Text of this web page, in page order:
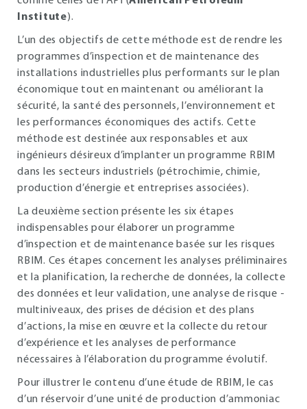
Institute).
L’un des objectifs de cette méthode est de rendre les
programmes d’inspection et de maintenance des
installations industrielles plus performants sur le plan
économique tout en maintenant ou améliorant la
sécurité, la santé des personnels, l’environnement et
les performances économiques des actifs. Cette
méthode est destinée aux responsables et aux
ingénieurs désireux d’implanter un programme RBIM
dans les secteurs industriels (pétrochimie, chimie,
production d’énergie et entreprises associées).
La deuxième section présente les six étapes
indispensables pour élaborer un programme
d’inspection et de maintenance basée sur les risques
RBIM. Ces étapes concernent les analyses préliminaires
et la planification, la recherche de données, la collecte
des données et leur validation, une analyse de risque -
multiniveaux, des prises de décision et des plans
d’actions, la mise en œuvre et la collecte du retour
d’expérience et les analyses de performance
nécessaires à l’élaboration du programme évolutif.
Pour illustrer le contenu d’une étude de RBIM, le cas
d’un réservoir d’une unité de production d’ammoniac